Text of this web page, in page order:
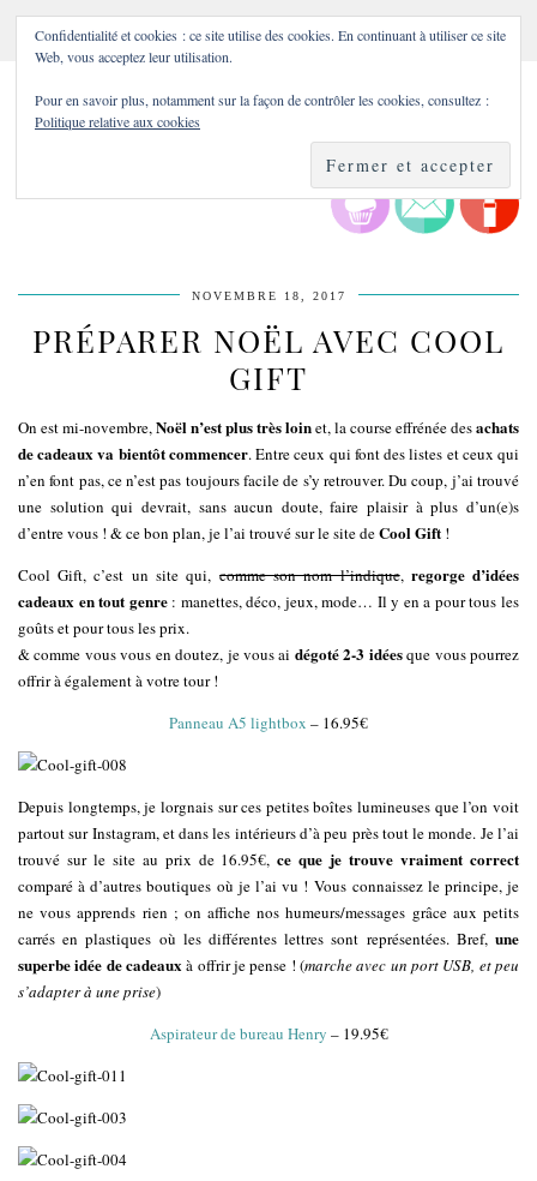
NOVEMBRE 18, 2017
PRÉPARER NOËL AVEC COOL
GIFT
On est mi-novembre,Noël n’est plus très loinet, la course effrénée desachats
de cadeaux va bientôt commencer. Entre ceux qui font des listes et ceux qui
n’en font pas, ce n’est pas toujours facile de s’y retrouver. Du coup, j’ai trouvé
une solution qui devrait, sans aucun doute, faire plaisir à plus d’un(e)s
d’entre vous ! & ce bon plan, je l’ai trouvé sur le site deCool Gift !
Cool Gift, c’est un site qui,comme son nom l’indique, regorge d’idées
cadeaux en tout genre: manettes, déco, jeux, mode… Il y en a pour tous les
goûts et pour tous les prix.
& comme vous vous en doutez, je vous ai dégoté 2-3 idéesque vous pourrez
offrir à également à votre tour !
Panneau A5 lightbox – 16.95€
Depuis longtemps, je lorgnais sur ces petites boîtes lumineuses que l’on voit
partout sur Instagram, et dans les intérieurs d’à peu près tout le monde. Je l’ai
trouvé sur le site au prix de 16.95€,ce que je trouve vraiment correct
comparé à d’autres boutiques où je l’ai vu ! Vous connaissez le principe, je
ne vous apprends rien ; on affiche nos humeurs/messages grâce aux petits
carrés en plastiques où les différentes lettres sont représentées. Bref, une
superbe idée de cadeauxà offrir je pense ! (marche avec un port USB, et peu
s’adapter à une prise)
Aspirateur de bureau Henry – 19.95€
Confidentialité et cookies : ce site utilise des cookies. En continuant à utiliser ce site
Web, vous acceptez leur utilisation.
Pour en savoir plus, notamment sur la façon de contrôler les cookies, consultez :
Politique relative aux cookies